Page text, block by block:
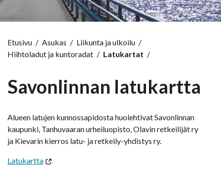
Etusivu / Asukas / Liikunta ja ulkoilu /
Hiihtoladut ja kuntoradat / Latukartat /
Savonlinnan latukartta
Alueen latujen kunnossapidosta huolehtivat Savonlinnan
kaupunki, Tanhuvaaran urheiluopisto, Olavin retkeilijät ry
ja Kievarin kierros latu- ja retkeily-yhdistys ry.
Latukartta